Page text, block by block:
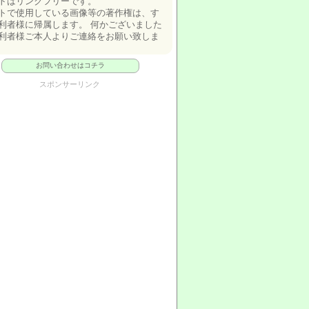
で使用している画像等の著作権は、す
者様に帰属します。 何かございました
者様ご本人よりご連絡をお願い致しま
お問い合わせはコチラ
スポンサーリンク